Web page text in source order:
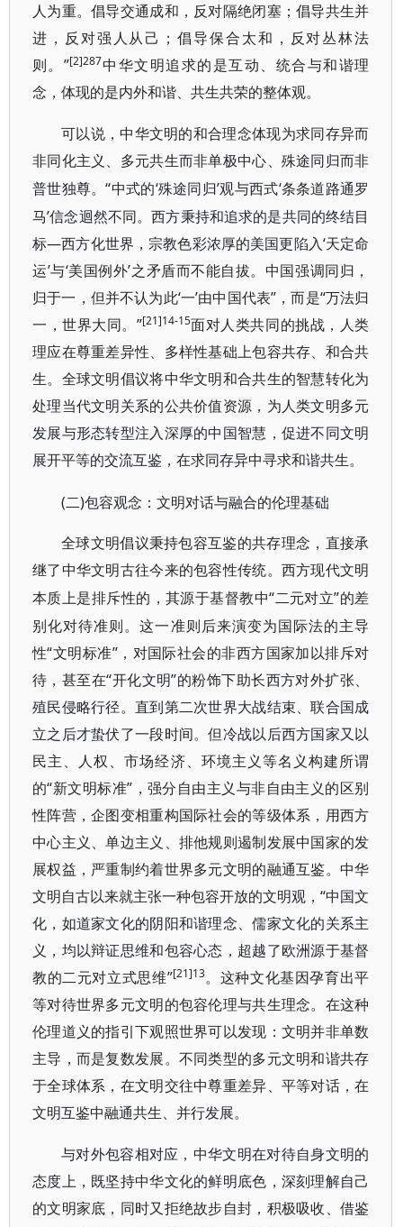
人为重。倡导交通成和，反对隔绝闭塞；倡导共生并
进，反对强人从己；倡导保合太和，反对丛林法
则。”[2]287中华文明追求的是互动、统合与和谐理
念，体现的是内外和谐、共生共荣的整体观。
可以说，中华文明的和合理念体现为求同存异而
非同化主义、多元共生而非单极中心、殊途同归而非
普世独尊。“中式的‘殊途同归’观与西式‘条条道路通罗
马’信念迴然不同。西方秉持和追求的是共同的终结目
标—西方化世界，宗教色彩浓厚的美国更陷入‘天定命
运’与‘美国例外’之矛盾而不能自拔。中国强调同归，
归于一，但并不认为此‘一’由中国代表”，而是“万法归
一，世界大同。”[21]14-15面对人类共同的挑战，人类
理应在尊重差异性、多样性基础上包容共存、和合共
生。全球文明倡议将中华文明和合共生的智慧转化为
处理当代文明关系的公共价值资源，为人类文明多元
发展与形态转型注入深厚的中国智慧，促进不同文明
展开平等的交流互鉴，在求同存异中寻求和谐共生。
(二)包容观念：文明对话与融合的伦理基础
全球文明倡议秉持包容互鉴的共存理念，直接承
继了中华文明古往今来的包容性传统。西方现代文明
本质上是排斥性的，其源于基督教中“二元对立”的差
别化对待准则。这一准则后来演变为国际法的主导
性“文明标准”，对国际社会的非西方国家加以排斥对
待，甚至在“开化文明”的粉饰下助长西方对外扩张、
殖民侵略行径。直到第二次世界大战结束、联合国成
立之后才蛰伏了一段时间。但冷战以后西方国家又以
民主、人权、市场经济、环境主义等名义构建所谓
的“新文明标准”，强分自由主义与非自由主义的区别
性阵营，企图变相重构国际社会的等级体系，用西方
中心主义、单边主义、排他规则遏制发展中国家的发
展权益，严重制约着世界多元文明的融通互鉴。中华
文明自古以来就主张一种包容开放的文明观，“中国文
化，如道家文化的阴阳和谐理念、儒家文化的关系主
义，均以辩证思维和包容心态，超越了欧洲源于基督
教的二元对立式思维”[21]13。这种文化基因孕育出平
等对待世界多元文明的包容伦理与共生理念。在这种
伦理道义的指引下观照世界可以发现：文明并非单数
主导，而是复数发展。不同类型的多元文明和谐共存
于全球体系，在文明交往中尊重差异、平等对话，在
文明互鉴中融通共生、并行发展。
与对外包容相对应，中华文明在对待自身文明的
态度上，既坚持中华文化的鲜明底色，深刻理解自己
的文明家底，同时又拒绝故步自封，积极吸收、借鉴